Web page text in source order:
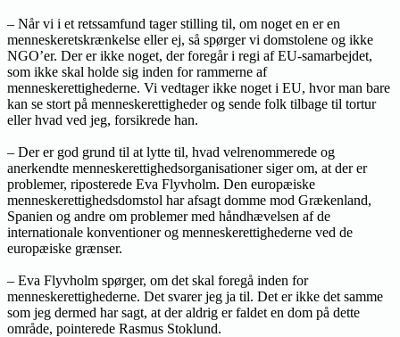
– Når vi i et retssamfund tager stilling til, om noget en er en
menneskeretskrænkelse eller ej, så spørger vi domstolene og ikke
NGO’er. Der er ikke noget, der foregår i regi af EU-samarbejdet,
som ikke skal holde sig inden for rammerne af
menneskerettighederne. Vi vedtager ikke noget i EU, hvor man bare
kan se stort på menneskerettigheder og sende folk tilbage til tortur
eller hvad ved jeg, forsikrede han.
– Der er god grund til at lytte til, hvad velrenommerede og
anerkendte menneskerettighedsorganisationer siger om, at der er
problemer, riposterede Eva Flyvholm. Den europæiske
menneskerettighedsdomstol har afsagt domme mod Grækenland,
Spanien og andre om problemer med håndhævelsen af de
internationale konventioner og menneskerettighederne ved de
europæiske grænser.
– Eva Flyvholm spørger, om det skal foregå inden for
menneskerettighederne. Det svarer jeg ja til. Det er ikke det samme
som jeg dermed har sagt, at der aldrig er faldet en dom på dette
område, pointerede Rasmus Stoklund.